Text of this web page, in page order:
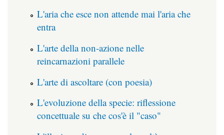
L'aria che esce non attende mai l'aria che
entra
L'arte della non-azione nelle
reincarnazioni parallele
L'arte di ascoltare (con poesia)
L'evoluzione della specie: riflessione
concettuale su che cos'è il "caso"